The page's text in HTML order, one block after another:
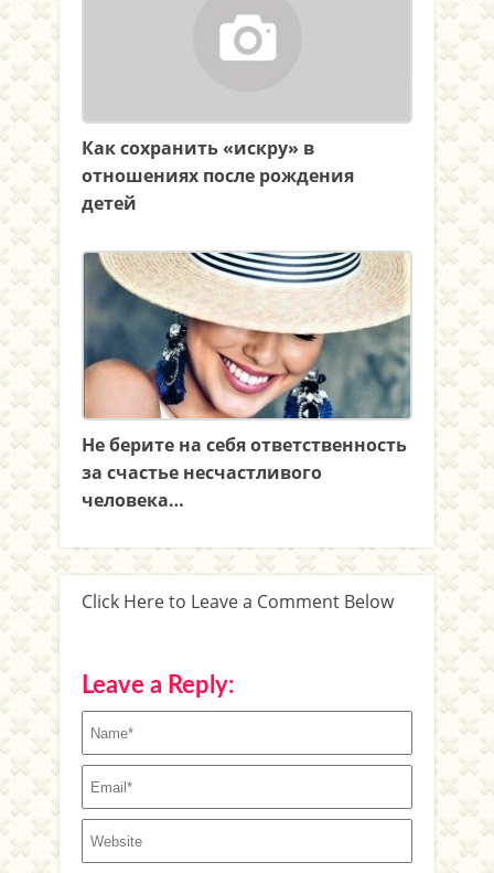
Как сохранить «искру» в
отношениях после рождения
детей
Не берите на себя ответственность
за счастье несчастливого
человека…
Click Here to Leave a Comment Below
Leave a Reply: